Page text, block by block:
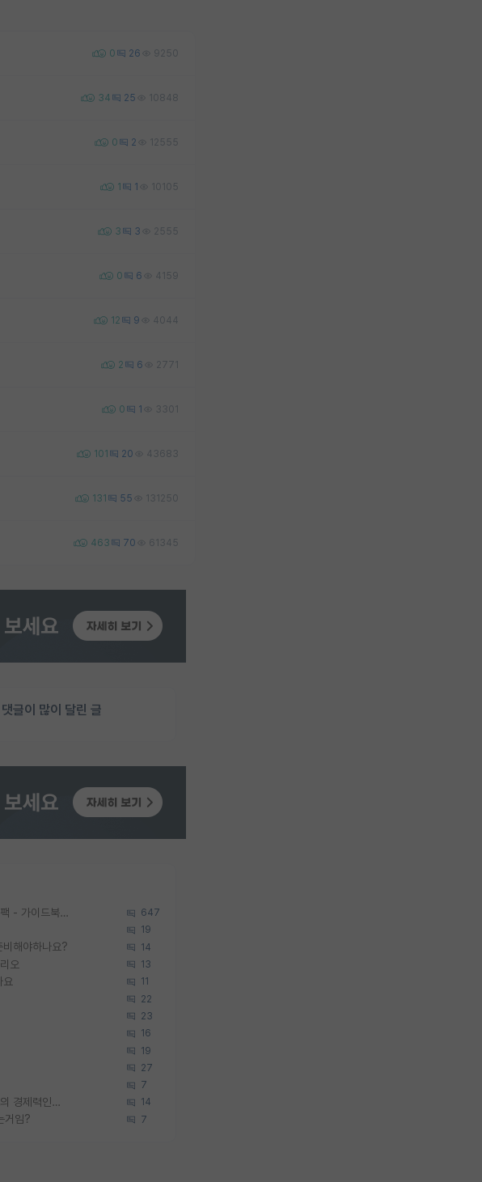
0 26 9250
34 25 10848
0 2 12555
1 1 10105
3 3 2555
0 6 4159
12 9 4044
2 6 2771
0 1 3301
101 20 43683
131 55 131250
463 70 61345
글이 많이 달린 글
[무료] 2026 미국 대학원 유학 스타터팩 - 가이드북 & 합격자 컨택메일 템플릿 647
19
해야하나요? 14
오 13
요 11
22
23
16
19
27
7
박사진학하기에 2억은 괜찮은 (?) 정도의 경제력인가요 14
거임? 7